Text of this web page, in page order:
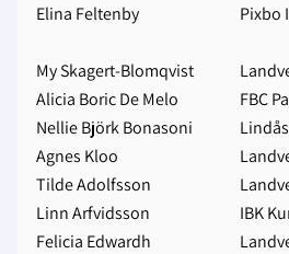
Elina Feltenby
Pixbo
My Skagert-Blomqvist
Alicia Boric De Melo
FBC
Nellie Björk Bonasoni
Agnes Kloo
Tilde Adolfsson
Linn Arfvidsson
IBK
Felicia Edwardh